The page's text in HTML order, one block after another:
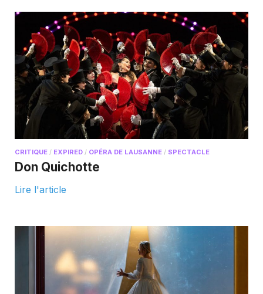
CRITIQUE / EXPIRED / OPÉRA DE LAUSANNE / SPECTACLE
Don Quichotte
Lire l'article